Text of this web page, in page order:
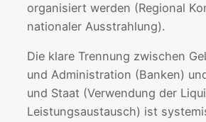
organisiert werden (Regional
nationaler Ausstrahlung).
Die klare Trennung zwischen
und Administration (Banken)
und Staat (Verwendung der
Leistungsaustausch) ist